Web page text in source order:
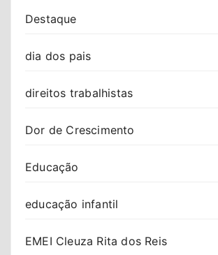
Destaque
dia dos pais
direitos trabalhistas
Dor de Crescimento
Educação
educação infantil
EMEI Cleuza Rita dos Reis